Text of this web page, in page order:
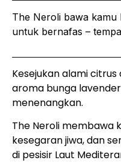
The Neroli bawa kamu
untuk bernafas –
Kesejukan alami
aroma bunga
menenangkan.
The Neroli membawa
kesegaran jiwa, dan
di pesisir Laut